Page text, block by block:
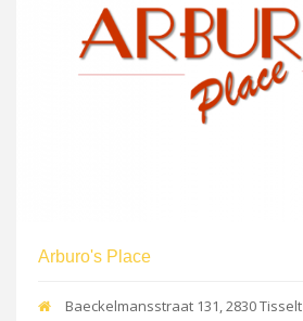
Arburo's Place
Baeckelmansstraat 131, 2830 Tisselt